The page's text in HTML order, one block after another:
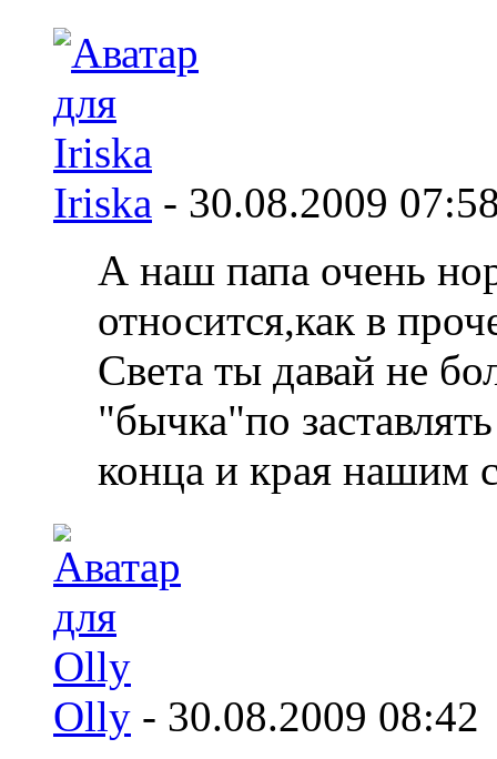
Iriska - 30.08.2009
А наш папа очень
относится,как в
Света ты давай не
"бычка"по
конца и края нашим
Olly - 30.08.2009 08:42